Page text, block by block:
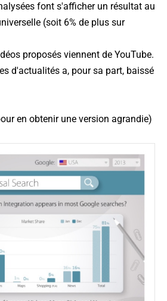
font s'afficher un résultat au
(soit 6% de plus sur
proposés viennent de YouTube.
d'actualités a, pour sa part, baissé
en obtenir une version agrandie)